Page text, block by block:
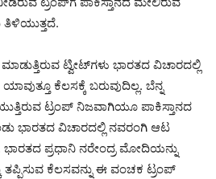
ತಿಳಿಯುತ್ತದೆ.
ಟ್ವೀಟ್‌ಗಳು ಭಾರತದ ವಿಚಾರದಲ್ಲಿ
ಕೆಲಸಕ್ಕೆ ಬರುವುದಿಲ್ಲ. ಬೆನ್ನ
ಟ್ರಂಪ್‌ ನಿಜವಾಗಿಯೂ ಪಾಕಿಸ್ತಾನದ
ಭಾರತದ ವಿಚಾರದಲ್ಲಿ ನವರಂಗಿ ಆಟ
ಭಾರತದ ಪ್ರಧಾನಿ ನರೇಂದ್ರ ಮೋದಿಯನ್ನು
ತಪ್ಪಿಸುವ ಕೆಲಸವನ್ನು ಈ ವಂಚಕ ಟ್ರಂಪ್‌